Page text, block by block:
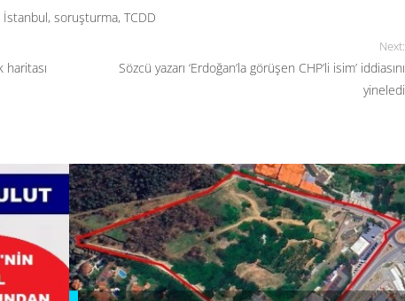
İstanbul, soruşturma, TCDD
haritası
Next:
Sözcü yazarı ‘Erdoğan’la görüşen CHP’li isim’ iddiasını
yineledi